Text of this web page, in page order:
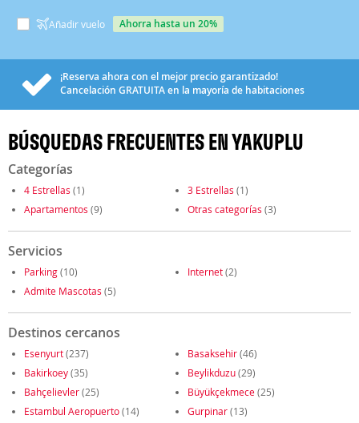
Añadir vuelo ahorra hasta un 20%
¡Reserva ahora con el mejor precio garantizado!
Cancelación GRATUITAen la mayoría de habitaciones
BÚSQUEDAS FRECUENTES EN YAKUPLU
Categorías
4 Estrellas (1) 3 Estrellas (1)
Apartamentos (9) Otras categorías (3)
Servicios
Parking(10) Internet(2)
Admite Mascotas (5)
Destinos cercanos
Esenyurt(237) Basaksehir(46)
Bakirkoey(35) Beylikduzu(29)
Bahçelievler(25) Büyükçekmece(25)
Estambul Aeropuerto(14) Gurpinar(13)